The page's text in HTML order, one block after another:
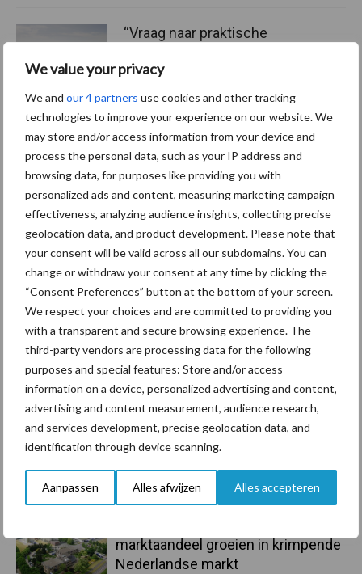
We value your privacy
We and our 4 partners use cookies and other tracking
technologies to improve your experience on our website. We
may store and/or access information from your device and
process the personal data, such as your IP address and
browsing data, for purposes like providing you with
personalized ads and content, measuring marketing campaign
effectiveness, analyzing audience insights, collecting precise
geolocation data, and product development. Please note that
your consent will be valid across all our subdomains. You can
change or withdraw your consent at any time by clicking the
“Consent Preferences” button at the bottom of your screen.
We respect your choices and are committed to providing you
with a transparent and secure browsing experience. The
third-party vendors are processing data for the following
purposes and special features: Store and/or access
information on a device, personalized advertising and content,
advertising and content measurement, audience research,
and services development, precise geolocation data, and
identification through device scanning.
Aanpassen Alles afwijzen Alles accepteren
Primaire
Sidebar
Recent nieuws Partner nieuws
marktaandeel groeien in krimpende
Nederlandse markt
“Vraag naar praktische
Polen groter dan ooit”
Themapagina's
Diergezondheid Bemesting Fokkerij
Bedrijfsnieuws
Ligbox &
Voerhekken